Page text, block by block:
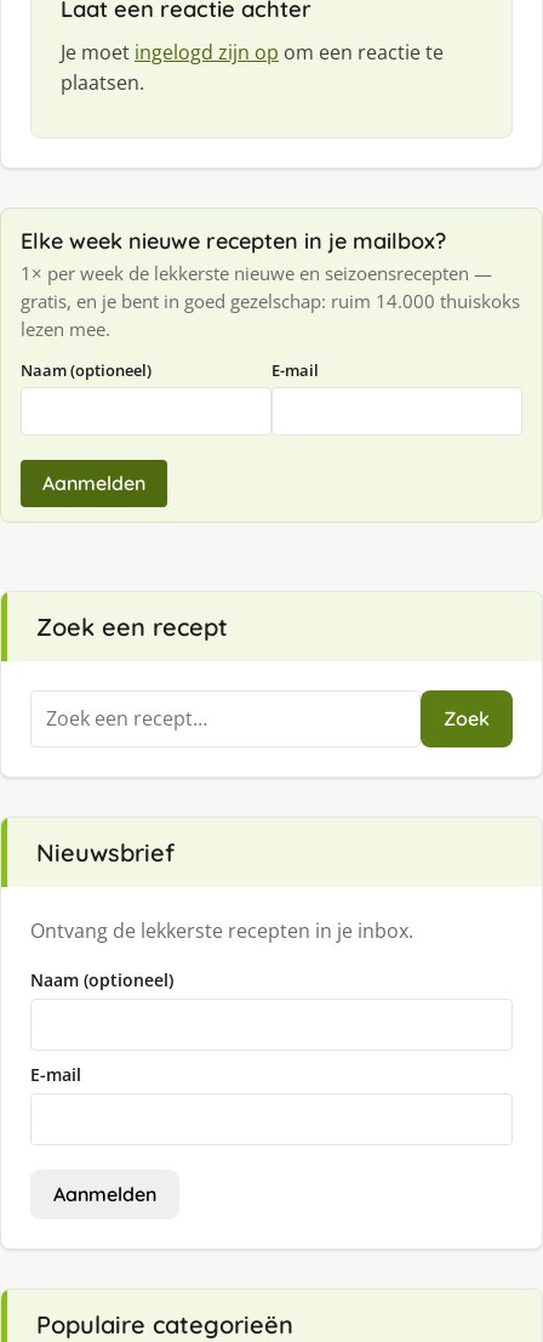
Laat een reactie achter
Je moet ingelogd zijn op om een reactie te
plaatsen.
Elke week nieuwe recepten in je mailbox?
1× per week de lekkerste nieuwe en seizoensrecepten —
gratis, en je bent in goed gezelschap: ruim 14.000 thuiskoks
lezen mee.
Naam (optioneel) E-mail
Aanmelden
Zoek een recept
Zoeken
naar:
Zoek
Nieuwsbrief
Ontvang de lekkerste recepten in je inbox.
Naam (optioneel)
E-mail
Aanmelden
Populaire categorieën